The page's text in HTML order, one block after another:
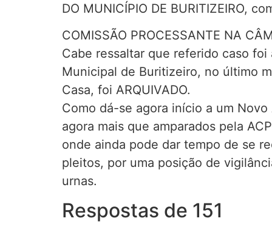
DO MUNICÍPIO DE BURITIZEIRO,
COMISSÃO PROCESSANTE NA
Cabe ressaltar que referido caso
Municipal de Buritizeiro, no último
Casa, foi ARQUIVADO.
Como dá-se agora início a um
agora mais que amparados pela
onde ainda pode dar tempo de se
pleitos, por uma posição de
urnas.
Respostas de 151